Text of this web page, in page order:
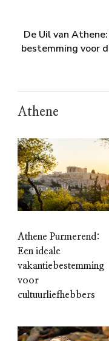
De Uil van
bestemming voor
Athene
Athene Purmerend:
Een ideale
vakantiebestemming
voor
cultuurliefhebbers